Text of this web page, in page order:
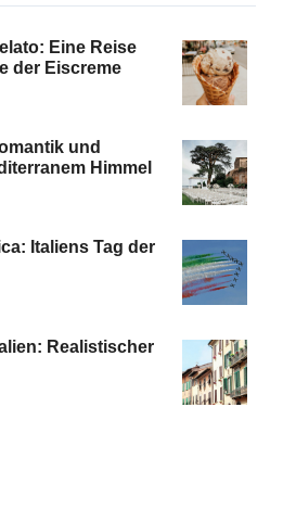
Eine Reise
der Eiscreme
und
Himmel
Italiens Tag der
Realistischer